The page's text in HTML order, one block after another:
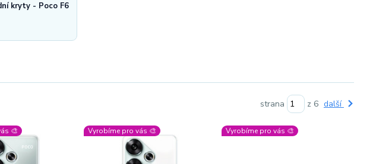
kryty - Poco F6
strana z 6 další
🎨 Vyrobíme pro vás 🎨 Vyrobíme pro vás 🎨